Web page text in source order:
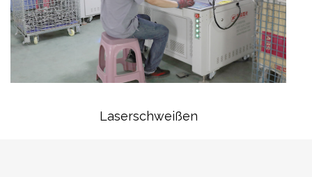
Laserschweißen